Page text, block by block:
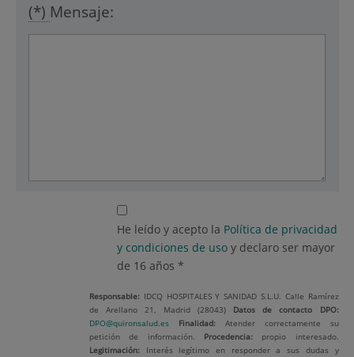
(*) Mensaje:
He leído y acepto la Política de privacidad
y condiciones de uso y declaro ser mayor
de 16 años *
Responsable: IDCQ HOSPITALES Y SANIDAD S.L.U. Calle Ramírez
de Arellano 21, Madrid (28043) Datos de contacto DPO:
DPO@quironsalud.es
Finalidad: Atender correctamente su
petición de información. Procedencia: propio interesado.
Legitimación: Interés legítimo en responder a sus dudas y